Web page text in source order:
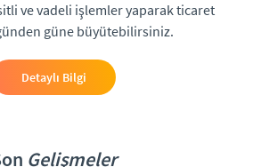
ve vadeli işlemler yaparak ticaret
güne büyütebilirsiniz.
Detaylı Bilgi
Gelişmeler